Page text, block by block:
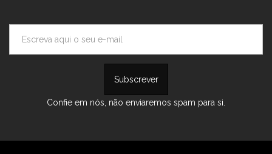
Confie em nós, não enviaremos spam para si.